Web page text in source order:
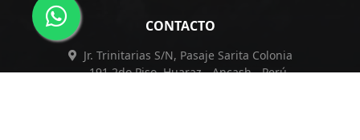
CONTACTO
Jr. Trinitarias S/N, Pasaje Sarita Colonia
191 2do Piso, Huaraz - Ancash - Perú